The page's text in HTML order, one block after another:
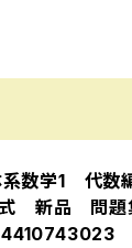
数学1 代数
式 新品 問